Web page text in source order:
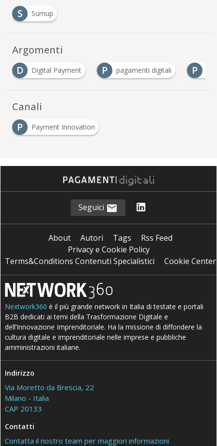
S
Sumup
Argomenti
P
pagamenti digitali P Pagamenti Innovativi
Canali
P
Payment Innovation
Seguici
About Autori Tags
Rss Feed
Privacy e Cookie Policy
Terms&Conditions Contenuti Specialistici
Cookie Center
Nextwork360 è il più grande network in Italia di testate e portali
B2B dedicati ai temi della Trasformazione Digitale e
dell’Innovazione Imprenditoriale. Ha la missione di diffondere la
cultura digitale e imprenditoriale nelle imprese e pubbliche
amministrazioni italiane.
Indirizzo
Via Moretto da Brescia, 22
Milano - Italia
CAP 20133
Contatti
Contatta il nostro team per maggiori informazioni